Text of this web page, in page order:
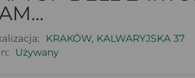
KRAKÓW, KALWARYJSKA 37
Używany